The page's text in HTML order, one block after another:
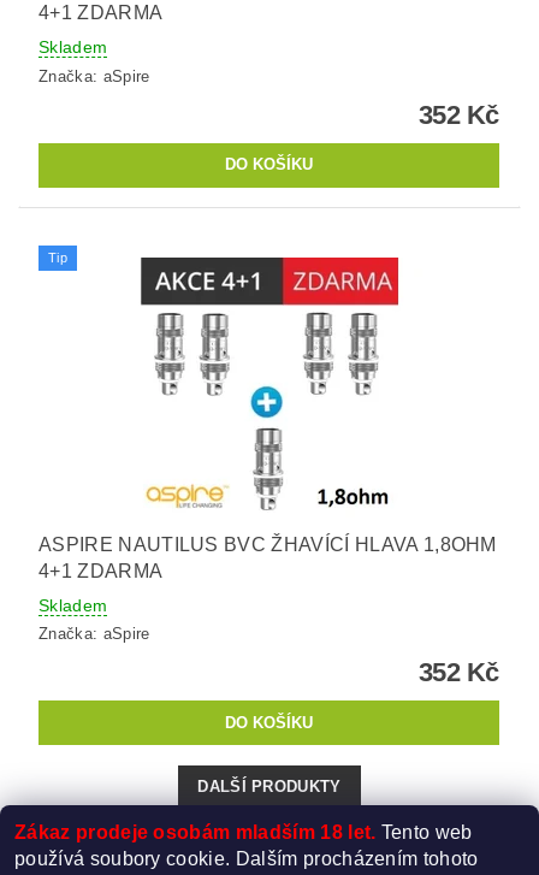
4+1 ZDARMA
Skladem
Značka: aSpire
352 Kč
Tip
ASPIRE NAUTILUS BVC ŽHAVÍCÍ HLAVA 1,8OHM
4+1 ZDARMA
Skladem
Značka: aSpire
352 Kč
DALŠÍ PRODUKTY
1
Zákaz prodeje osobám mladším 18 let. Tento web
používá soubory cookie. Dalším procházením tohoto